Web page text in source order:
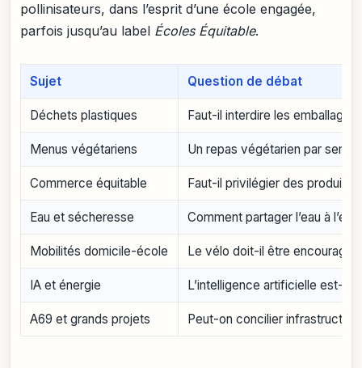
pollinisateurs, dans l’esprit d’une école engagée,
parfois jusqu’au label Écoles Équitable.
Sujet Question de débat
Déchets plastiques Faut-il interdire les emballages
Menus végétariens Un repas végétarien par
Commerce équitable Faut-il privilégier des produits
Eau et sécheresse Comment partager l’eau à
Mobilités domicile-école Le vélo doit-il être encouragé
IA et énergie L’intelligence artificielle est-
A69 et grands projets Peut-on concilier